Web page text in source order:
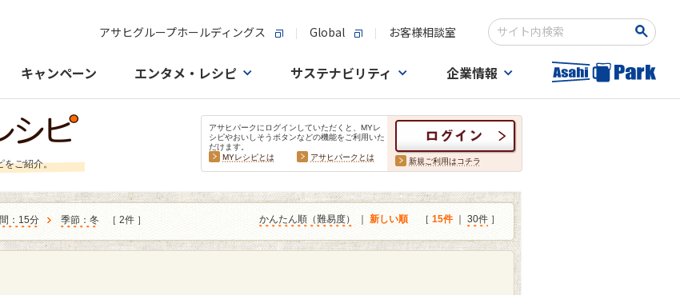
アサヒグループホールディングス Global お客様相談室
検索キーワード入力
キャンペーン エンタメ・レシピ サステナビリティ 企業情報
をご紹介。
アサヒパークにログインしていただくと、MYレ
シピやおいしそうボタンなどの機能をご利用いた
だけます。
MYレシピとは
アサヒパークとは 新規ご利用はコチラ
：15分 季節：冬 ［ 2件 ］ かんたん順（難易度） 新しい順 ［ 15件｜ 30件 ］